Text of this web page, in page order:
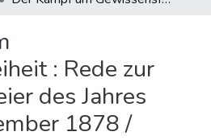
: Rede zur
des Jahres
1878 /